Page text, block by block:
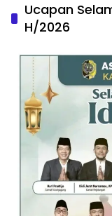
Ucapan
H/2026